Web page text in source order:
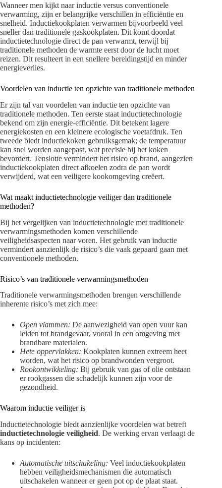
Wanneer men kijkt naar inductie versus conventionele
verwarming, zijn er belangrijke verschillen in efficiëntie en
snelheid. Inductiekookplaten verwarmen bijvoorbeeld veel
sneller dan traditionele gaskookplaten. Dit komt doordat
inductietechnologie direct de pan verwarmt, terwijl bij
traditionele methoden de warmte eerst door de lucht moet
reizen. Dit resulteert in een snellere bereidingstijd en minder
energieverlies.
Voordelen van inductie ten opzichte van traditionele methoden
Er zijn tal van voordelen van inductie ten opzichte van
traditionele methoden. Ten eerste staat inductietechnologie
bekend om zijn energie-efficiëntie. Dit betekent lagere
energiekosten en een kleinere ecologische voetafdruk. Ten
tweede biedt inductiekoken gebruiksgemak; de temperatuur
kan snel worden aangepast, wat precisie bij het koken
bevordert. Tenslotte vermindert het risico op brand, aangezien
inductiekookplaten direct afkoelen zodra de pan wordt
verwijderd, wat een veiligere kookomgeving creëert.
Wat maakt inductietechnologie veiliger dan traditionele
methoden?
Bij het vergelijken van inductietechnologie met traditionele
verwarmingsmethoden komen verschillende
veiligheidsaspecten naar voren. Het gebruik van inductie
vermindert aanzienlijk de risico’s die vaak gepaard gaan met
conventionele methoden.
Risico’s van traditionele verwarmingsmethoden
Traditionele verwarmingsmethoden brengen verschillende
inherente risico’s met zich mee:
Open vlammen: De aanwezigheid van open vuur kan
leiden tot brandgevaar, vooral in een omgeving met
brandbare materialen.
Hete oppervlakken: Kookplaten kunnen extreem heet
worden, wat het risico op brandwonden vergroot.
Rookontwikkeling: Bij gebruik van gas of olie ontstaan
er rookgassen die schadelijk kunnen zijn voor de
gezondheid.
Waarom inductie veiliger is
Inductietechnologie biedt aanzienlijke voordelen wat betreft
inductietechnologie veiligheid. De werking ervan verlaagt de
kans op incidenten:
Automatische uitschakeling: Veel inductiekookplaten
hebben veiligheidsmechanismen die automatisch
uitschakelen wanneer er geen pot op de plaat staat.